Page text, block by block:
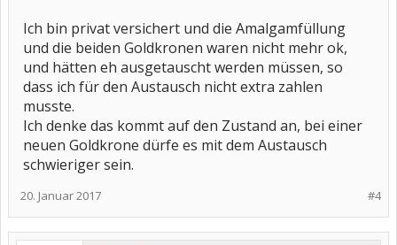
Ich bin privat versichert und die Amalgamfüllung
und die beiden Goldkronen waren nicht mehr ok,
und hätten eh ausgetauscht werden müssen, so
dass ich für den Austausch nicht extra zahlen
musste.
Ich denke das kommt auf den Zustand an, bei einer
neuen Goldkrone dürfe es mit dem Austausch
schwieriger sein.
#4
20. Januar 2017